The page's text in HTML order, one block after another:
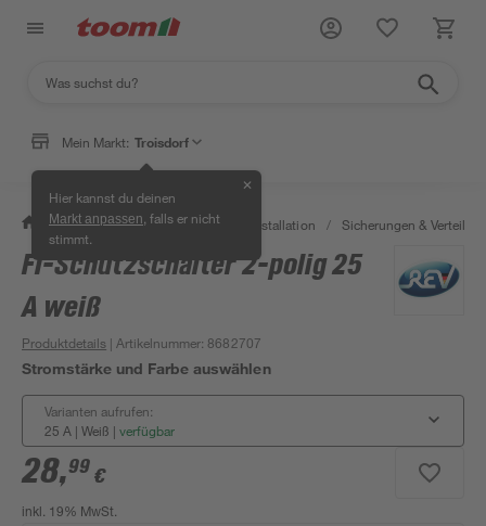
Mein Markt: Troisdorf
Hier kannst du deinen
Markt anpassen , falls er nicht
stimmt.
✕
/ Bauen & Renovieren / Elektroinstallation / Sicherungen &
FI-Schutzschalter 2-polig 25
A weiß
Produktdetails | Artikelnummer: 8682707
Stromstärke und Farbe auswählen
Varianten aufrufen:
25 A | Weiß | verfügbar
28,99 €
inkl. 19% MwSt.